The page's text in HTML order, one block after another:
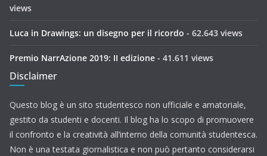
views
Luca in Drawings: un disegno per il ricordo - 62.643 views
Premio NarrAzione 2019: II edizione - 41.611 views
Disclaimer
Questo blog è un sito studentesco non ufficiale e amatoriale,
gestito da studenti e docenti. Il blog ha lo scopo di promuovere
il confronto e la creatività all’interno della comunità studentesca.
Non è una testata giornalistica e non può pertanto considerarsi